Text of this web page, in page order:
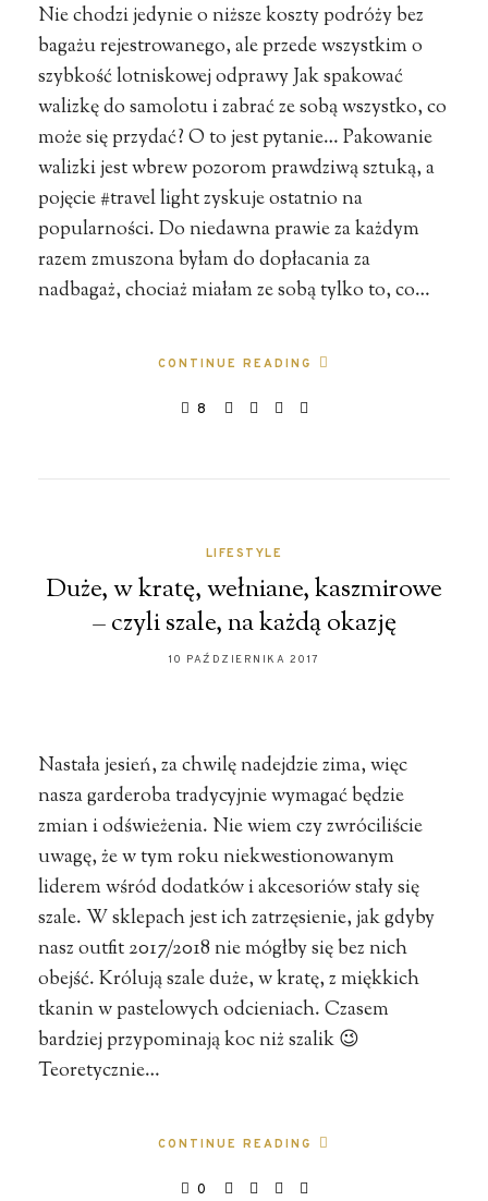
Nie chodzi jedynie o niższe koszty podróży bez
bagażu rejestrowanego, ale przede wszystkim o
szybkość lotniskowej odprawy Jak spakować
walizkę do samolotu i zabrać ze sobą wszystko, co
może się przydać? O to jest pytanie… Pakowanie
walizki jest wbrew pozorom prawdziwą sztuką, a
pojęcie #travel light zyskuje ostatnio na
popularności. Do niedawna prawie za każdym
razem zmuszona byłam do dopłacania za
nadbagaż, chociaż miałam ze sobą tylko to, co…
CONTINUE READING
8
LIFESTYLE
Duże, w kratę, wełniane, kaszmirowe
– czyli szale, na każdą okazję
10 PAŹDZIERNIKA 2017
Nastała jesień, za chwilę nadejdzie zima, więc
nasza garderoba tradycyjnie wymagać będzie
zmian i odświeżenia. Nie wiem czy zwróciliście
uwagę, że w tym roku niekwestionowanym
liderem wśród dodatków i akcesoriów stały się
szale. W sklepach jest ich zatrzęsienie, jak gdyby
nasz outfit 2017/2018 nie mógłby się bez nich
obejść. Królują szale duże, w kratę, z miękkich
tkanin w pastelowych odcieniach. Czasem
bardziej przypominają koc niż szalik 😉
Teoretycznie…
CONTINUE READING
0